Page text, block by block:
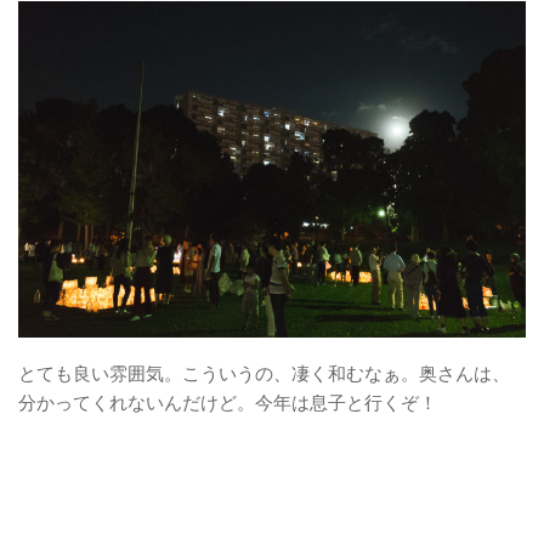
とても良い雰囲気。こういうの、凄く和むなぁ。奥さんは、
分かってくれないんだけど。今年は息子と行くぞ！